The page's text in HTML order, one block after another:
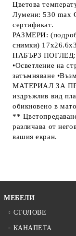
Цветова
Лумени: 530 max
сертификат.
РАЗМЕРИ:
снимки)
НАБЪРЗ ПОГЛЕД:
•Осветление на
затъмняване
МАТЕРИАЛ ЗА
издръжлив вид
обикновено в
**
различава от
вашия екран.
МЕБЕЛИ
СТОЛОВЕ
КАНАПЕТА